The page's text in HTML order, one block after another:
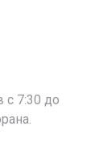
с 7:30 до